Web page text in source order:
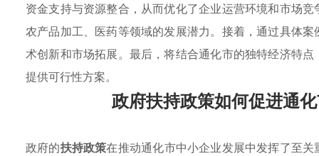
资金支持与资源整合，从而优化了企业运营环境和市场
农产品加工、医药等领域的发展潜力。接着，通过具体案
术创新和市场拓展。最后，将结合通化市的独特经济特
提供可行性方案。
政府扶持政策如何促进通
政府的扶持政策在推动通化市中小企业发展中发挥了至